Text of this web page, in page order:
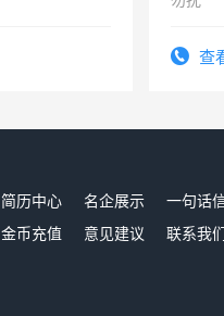
查
简历中心 名企展示 一句话
金币充值 意见建议 联系我们